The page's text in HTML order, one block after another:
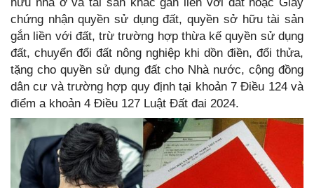
chứng nhận quyền sử dụng đất, quyền sở hữu tài sản
gắn liền với đất, trừ trường hợp thừa kế quyền sử dụng
đất, chuyển đổi đất nông nghiệp khi dồn điền, đổi thửa,
tặng cho quyền sử dụng đất cho Nhà nước, cộng đồng
dân cư và trường hợp quy định tại khoản 7 Điều 124 và
điểm a khoản 4 Điều 127 Luật Đất đai 2024.